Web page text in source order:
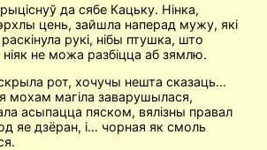
да сябе Кацьку. Нінка,
цень, зайшла наперад мужу, які
рукі, нібы птушка, што
не можа разбіцца аб зямлю.
рот, хочучы нешта сказаць…
мохам магіла заварушылася,
асыпацца пяском, вялізны правал
яе дзёран, і… чорная як смоль